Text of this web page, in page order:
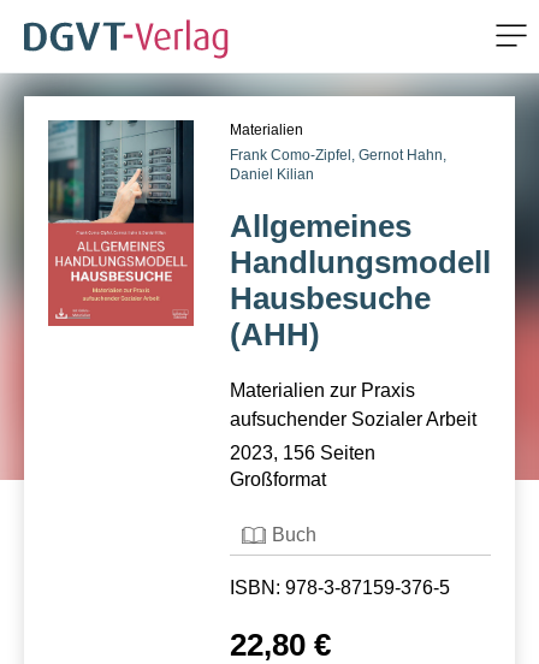
ZUR SUCHE SPRINGENMaterialien
Frank Como-Zipfel, Gernot Hahn,
Daniel Kilian
Allgemeines
Handlungsmodell
Hausbesuche
(AHH)
Materialien zur Praxis
aufsuchender Sozialer Arbeit
2023, 156 Seiten
Großformat
Buch
ISBN: 978-3-87159-376-5
22,80 €